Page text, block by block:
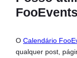
O Calendário
qualquer post,